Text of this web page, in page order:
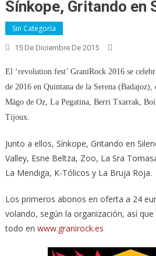
Sínkope, Gritando en
Sin Categoría
15 De Diciembre De 2015
El ‘revolution fest’ GraniRock 2016 se
de 2016 en Quintana de la Serena
Mägo de Oz, La Pegatina, Berri Txarrak,
Tijoux.
Junto a ellos, Sínkope, Gritando en
Valley, Esne Beltza, Zoo, La Sra
La Mendiga, K-Tólicos y La Bruja Roja.
Los primeros abonos en oferta a 24
volando, según la organización, así
todo en www.granirock.es